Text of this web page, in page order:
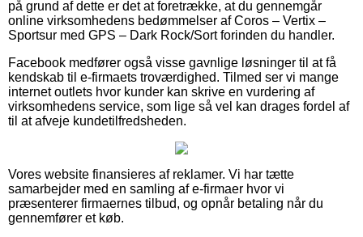
på grund af dette er det at foretrække, at du gennemgår
online virksomhedens bedømmelser af Coros – Vertix –
Sportsur med GPS – Dark Rock/Sort forinden du handler.
Facebook medfører også visse gavnlige løsninger til at få
kendskab til e-firmaets troværdighed. Tilmed ser vi mange
internet outlets hvor kunder kan skrive en vurdering af
virksomhedens service, som lige så vel kan drages fordel af
til at afveje kundetilfredsheden.
Vores website finansieres af reklamer. Vi har tætte
samarbejder med en samling af e-firmaer hvor vi
præsenterer firmaernes tilbud, og opnår betaling når du
gennemfører et køb.